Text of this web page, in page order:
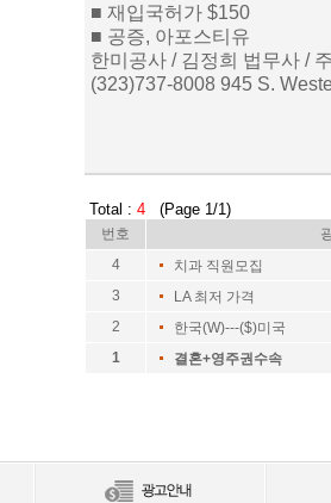
■ 재입국허가 $150
■ 공증, 아포스티유
한미공사 / 김정희 법무사 /
(323)737-8008 945 S.
Total : 4 (Page 1/1)
번호
4
치과 직원모집
3
LA 최저 가격
2
한국(W)---($)미국
1
결혼+영주권수속